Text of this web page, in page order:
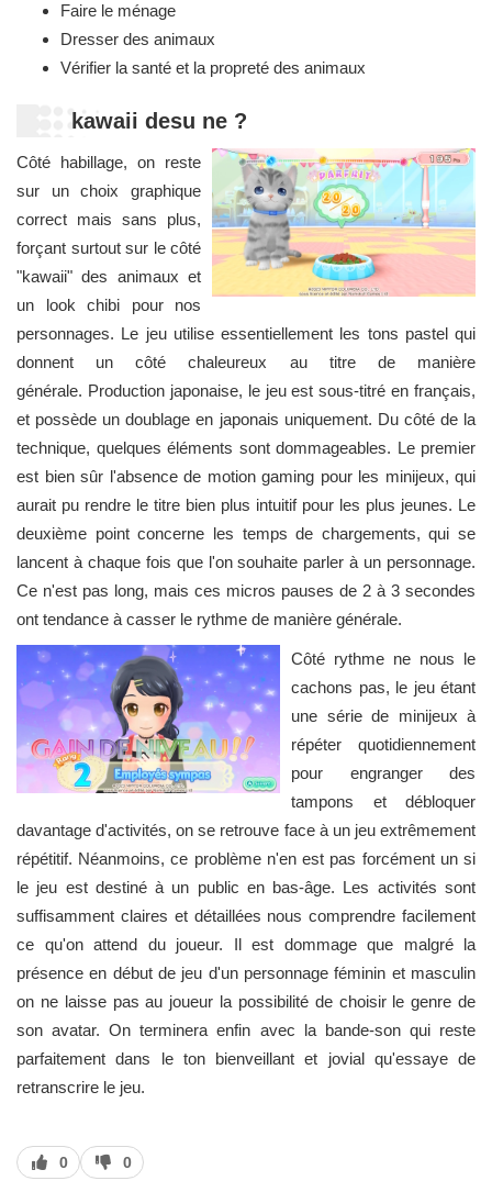
Faire le ménage
Dresser des animaux
Vérifier la santé et la propreté des animaux
kawaii desu ne ?
Côté habillage, on reste
sur un choix graphique
correct mais sans plus,
forçant surtout sur le côté
"kawaii" des animaux et
un look chibi pour nos
personnages. Le jeu utilise essentiellement les tons pastel qui
donnent un côté chaleureux au titre de manière
générale. Production japonaise, le jeu est sous-titré en français,
et possède un doublage en japonais uniquement. Du côté de la
technique, quelques éléments sont dommageables. Le premier
est bien sûr l'absence de motion gaming pour les minijeux, qui
aurait pu rendre le titre bien plus intuitif pour les plus jeunes. Le
deuxième point concerne les temps de chargements, qui se
lancent à chaque fois que l'on souhaite parler à un personnage.
Ce n'est pas long, mais ces micros pauses de 2 à 3 secondes
ont tendance à casser le rythme de manière générale.
Côté rythme ne nous le
cachons pas, le jeu étant
une série de minijeux à
répéter quotidiennement
pour engranger des
tampons et débloquer
davantage d'activités, on se retrouve face à un jeu extrêmement
répétitif. Néanmoins, ce problème n'en est pas forcément un si
le jeu est destiné à un public en bas-âge. Les activités sont
suffisamment claires et détaillées nous comprendre facilement
ce qu'on attend du joueur. Il est dommage que malgré la
présence en début de jeu d'un personnage féminin et masculin
on ne laisse pas au joueur la possibilité de choisir le genre de
son avatar. On terminera enfin avec la bande-son qui reste
parfaitement dans le ton bienveillant et jovial qu'essaye de
retranscrire le jeu.
J’aime
0
J’aime
pas
0